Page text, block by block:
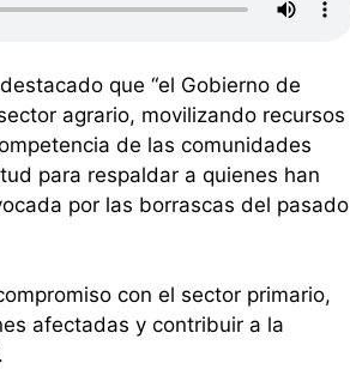
que “el Gobierno de
agrario, movilizando recursos
de las comunidades
para respaldar a quienes han
por las borrascas del pasado
con el sector primario,
afectadas y contribuir a la